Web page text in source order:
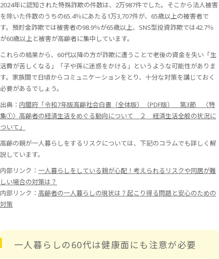
2024年に認知された特殊詐欺の件数は、2万987件でした。そこから法人被害
を除いた件数のうちの65.4％にあたる1万3,707件が、65歳以上の被害者で
す。預貯金詐欺では被害者の98.9％が65歳以上、SNS型投資詐欺では42.7％
が60歳以上と被害が高齢者に集中しています。
これらの結果から、60代以降の方が詐欺に遭うことで老後の資金を失い「生
活費が苦しくなる」「子や孫に迷惑をかける」というような可能性がありま
す。家族間で日頃からコミュニケーションをとり、十分な対策を講じておく
必要があるでしょう。
出典： 内閣府「令和7年版高齢社会白書（全体版）（PDF版） 第3節 〈特
集①〉高齢者の経済生活をめぐる動向について ２ 経済生活全般の状況に
ついて」
高齢の親が一人暮らしをするリスクについては、下記のコラムでも詳しく解
説しています。
内部リンク： 一人暮らしをしている親が心配！考えられるリスクや同居が難
しい場合の対策は？
内部リンク： 高齢者の一人暮らしの現状は？起こり得る問題と安心のための
対策
一人暮らしの60代は健康面にも注意が必要